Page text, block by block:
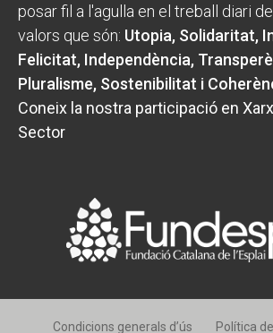
posar fil a l'agulla en el treball diari
valors que són: Utopia, Solidaritat,
Felicitat, Independència,
Pluralisme, Sostenibilitat i
Coneix la nostra participació en
Sector
Condicions generals d’ús Política